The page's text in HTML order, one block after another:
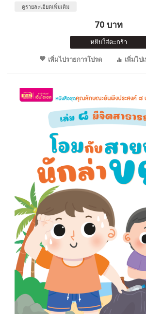
ดูรายละเอียดเพิ่มเติม
70 บาท
หยิบใส่ตะกร้า
เพิ่มไปรายการโปรด
เพิ่มไป